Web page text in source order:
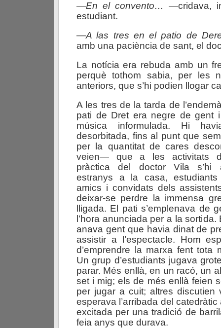
—En el convento…
—cridava,
estudiant.
—Alas tres en elpatio de
amb una paciència de sant, el
La notícia era rebuda amb un
perquè tothom sabia, per les
anteriors, que s’hi podien llogar
A les tres de la tarda de
pati de Dret era negre de gent
música informulada. Hi
desorbitada, fins al punt que
per la quantitat de cares
veien— que a les activitats
pràctica del doctor Vila s’hi
estranys a la casa, estudiants
amics i convidats dels
deixar-se perdre la immensa
lligada. El pati s’emplenava de
l’hora anunciada per a la
anava gent que havia dinat de
assistir a l’espectacle. Hom
d’emprendre la marxa fent tota
Un grup d’estudiants jugava
parar. Més enllà, en un racó, un
set i mig; els de més enllà feien
per jugar a cuit; altres discutien
esperava l’arribada del
excitada per una tradició de
feia anys que durava.